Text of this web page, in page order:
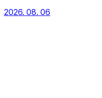
2026. 08. 06